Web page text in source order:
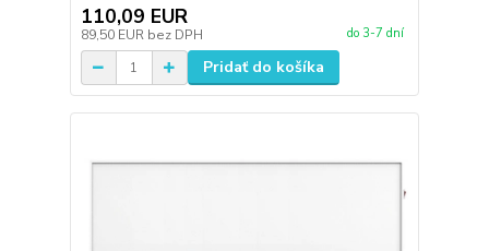
110,09 EUR
89,50 EUR bez DPH do 3-7 dní
Pridať do košíka